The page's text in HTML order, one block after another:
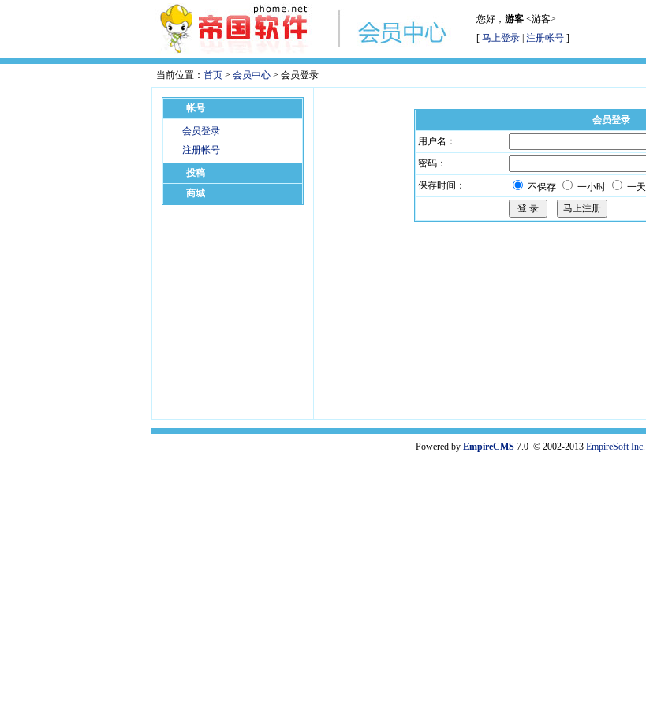
您好， 游客 <游客>
[ 马上登录 注册帐号 ]
当前位置： 首页 > 会员中心 > 会员登录
帐号
会员登录
注册帐号
投稿
商城
会员登录
用户名：
密码：
保存时间：
不保存 一小时 一天
Powered by EmpireCMS7.0 © 2002-2013 EmpireSoft Inc.